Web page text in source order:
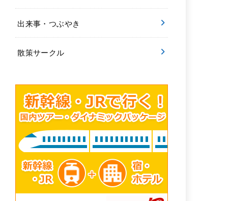
出来事・つぶやき
散策サークル